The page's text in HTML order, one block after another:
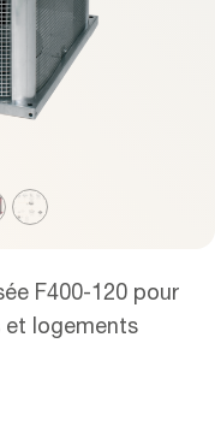
F400-120 pour
et logements